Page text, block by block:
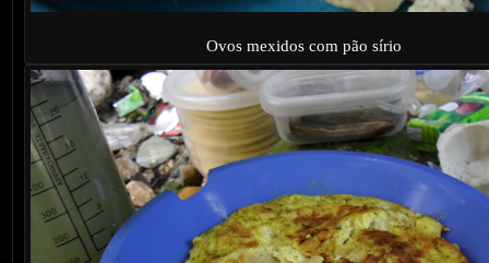
Ovos mexidos com pão sírio